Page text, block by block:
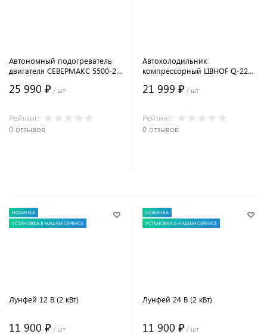
Автономный подогреватель
двигателя СЕВЕРМАКС 5500-2
ДУ
25 990 ₽ / шт
Рейтинг:
0 отзывов
Автохолодильник
компрессорный LIBHOF Q-22
21 999 ₽ / шт
Рейтинг:
0 отзывов
НОВИНКА
УСТАНОВКА В НАШЕМ СЕРВИСЕ
Лунфей 12 В (2 кВт)
11 900 ₽ / шт
НОВИНКА
УСТАНОВКА В НАШЕМ СЕРВИСЕ
Лунфей 24 В (2 кВт)
11 900 ₽ / шт